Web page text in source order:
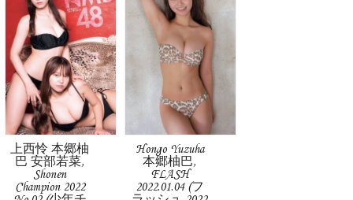
上西怜 本郷柚
巴 安部若菜,
Shonen
Champion 2022
Hongo Yuzuha
本郷柚巴,
FLASH
2022.01.04 (フ